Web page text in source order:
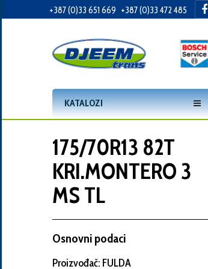
+387 (0)33 651 669 +387 (0)33 472 485
KATALOZI
Informacije
Vaše
175/70R13 82T
KRI.MONTERO 3
MS TL
Osnovni podaci
Proizvođač: FULDA